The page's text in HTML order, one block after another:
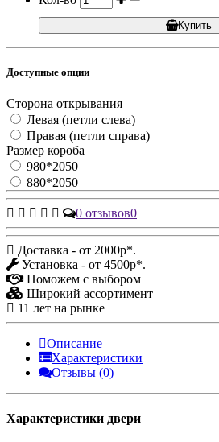
Купить
Доступные опции
Сторона открывания
Левая (петли слева)
Правая (петли справа)
Размер короба
980*2050
880*2050
0 отзывов0
Доставка - от 2000р*.
Установка - от 4500р*.
Поможем с выбором
Широкий ассортимент
11 лет на рынке
Описание
Характеристики
Отзывы (0)
Характеристики двери